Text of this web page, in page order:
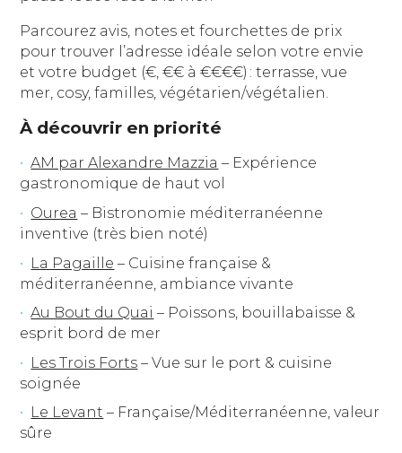
Parcourez avis, notes et fourchettes de prix
pour trouver l’adresse idéale selon votre envie
et votre budget (€, €€ à €€€€) : terrasse, vue
mer, cosy, familles, végétarien/végétalien.
À découvrir en priorité
AM par Alexandre Mazzia – Expérience
gastronomique de haut vol
Ourea – Bistronomie méditerranéenne
inventive (très bien noté)
La Pagaille – Cuisine française &
méditerranéenne, ambiance vivante
Au Bout du Quai – Poissons, bouillabaisse &
esprit bord de mer
Les Trois Forts – Vue sur le port & cuisine
soignée
Le Levant – Française/Méditerranéenne, valeur
sûre